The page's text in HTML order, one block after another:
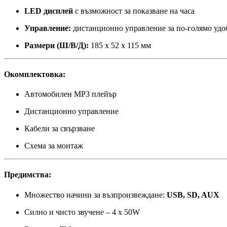
LED дисплей с възможност за показване на часа
Управление: дистанционно управление за по-голямо
Размери (Ш/В/Д): 185 x 52 x 115 мм
Окомплектовка:
Автомобилен MP3 плейър
Дистанционно управление
Кабели за свързване
Схема за монтаж
Предимства:
Множество начини за възпроизвеждане: USB, SD, AUX
Силно и чисто звучене – 4 x 50W